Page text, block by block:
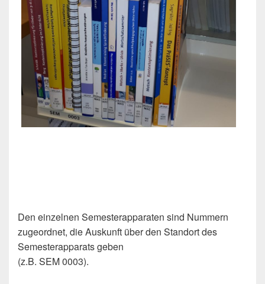
Den einzelnen Semesterapparaten sind Nummern
zugeordnet, die Auskunft über den Standort des
Semesterapparats geben
(z.B. SEM 0003).